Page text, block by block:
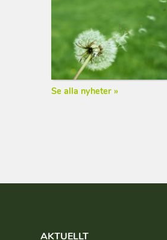
Se alla nyheter »
AKTUELLT